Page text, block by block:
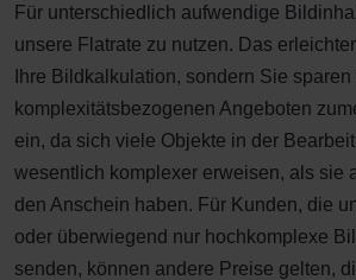
Für unterschiedlich aufwendige
unsere Flatrate zu nutzen. Das
Ihre Bildkalkulation, sondern Sie
komplexitätsbezogenen Angeboten
ein, da sich viele Objekte in der
wesentlich komplexer erweisen, als sie
den Anschein haben. Für Kunden, die
oder überwiegend nur hochkomplexe
senden, können andere Preise gelten,